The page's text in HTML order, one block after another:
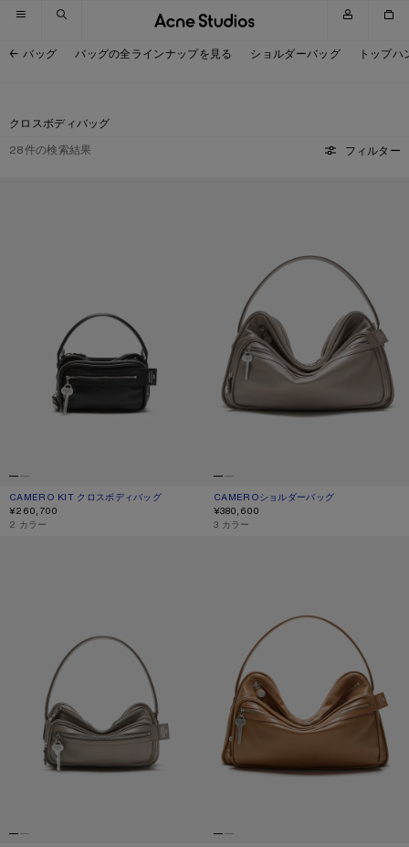
スキップしてナビゲーションへ移動
スキップしてメインコンテンツへ移動
スキップしてフッターへ移動
バッグ バッグの全ラインナップを見る ショルダーバッグ トップ
クロスボディバッグ
28件の検索結果 フィルター
CAMERO KIT クロスボディバッグ
現在の色： ブラック
価格: ¥260,700.
¥260,700
,2 カラー
CAMEROショルダーバッグ
現在の色： トープベージュ
価格: ¥380,600.
¥380,600
,3 カラー